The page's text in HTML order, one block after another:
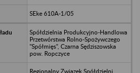
SEke 610A-1/05
Spółdzielnia Produkcyjno-Handlowa
Przetwórstwa Rolno-Spożywczego
"Spółmięs", Czarna Sędziszowska
pow. Ropczyce
Regionalny Związek Spółdzielni